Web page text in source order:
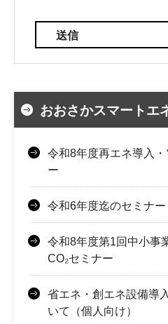
おおさかスマートエ
令和8年度再エネ導入
ー
令和6年度迄のセミナー
令和8年度第1回中小事
CO₂セミナー
省エネ・創エネ設備導
いて（個人向け）